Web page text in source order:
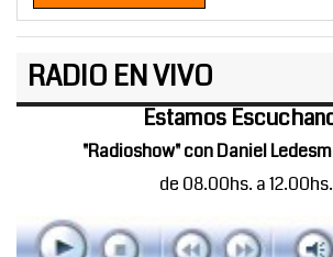
RADIO EN VIVO
Estamos
"Radioshow" con Daniel
de 08.00hs. a 12.00hs.